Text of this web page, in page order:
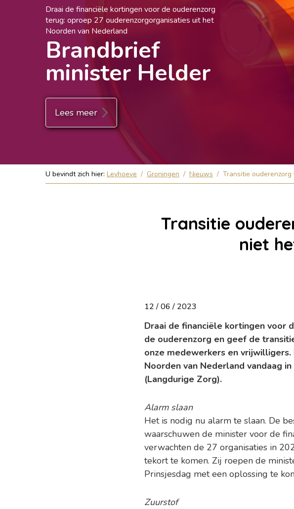
Draai de financiële kortingen voor de ouderenzorg
terug: oproep 27 ouderenzorgorganisaties uit het
Noorden van Nederland
Brandbrief
minister Helder
Lees meer
U bevindt zich hier: Leyhoeve / Groningen / Nieuws / Transitie
Transitie
niet
12 / 06 / 2023
Draai de financiële kortingen voor
de ouderenzorg en geef de
onze medewerkers en
Noorden van Nederland vandaag
(Langdurige Zorg).
Alarm slaan
Het is nodig nu alarm te slaan. De
waarschuwen de minister voor de
verwachten de 27 organisaties in
tekort te komen. Zij roepen de
Prinsjesdag met een oplossing te
Zuurstof